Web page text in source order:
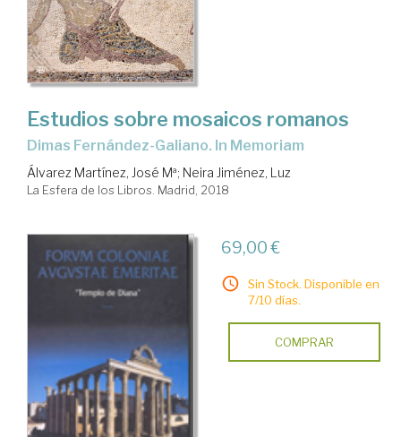
Estudios sobre mosaicos romanos
Dimas Fernández-Galiano. In Memoriam
Álvarez Martínez, José Mª; Neira Jiménez, Luz
La Esfera de los Libros. Madrid, 2018
69,00 €
Sin Stock. Disponible en
7/10 días.
COMPRAR